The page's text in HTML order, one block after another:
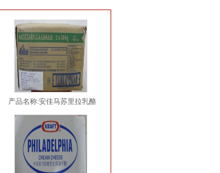
产品名称:安佳马苏里拉乳酪